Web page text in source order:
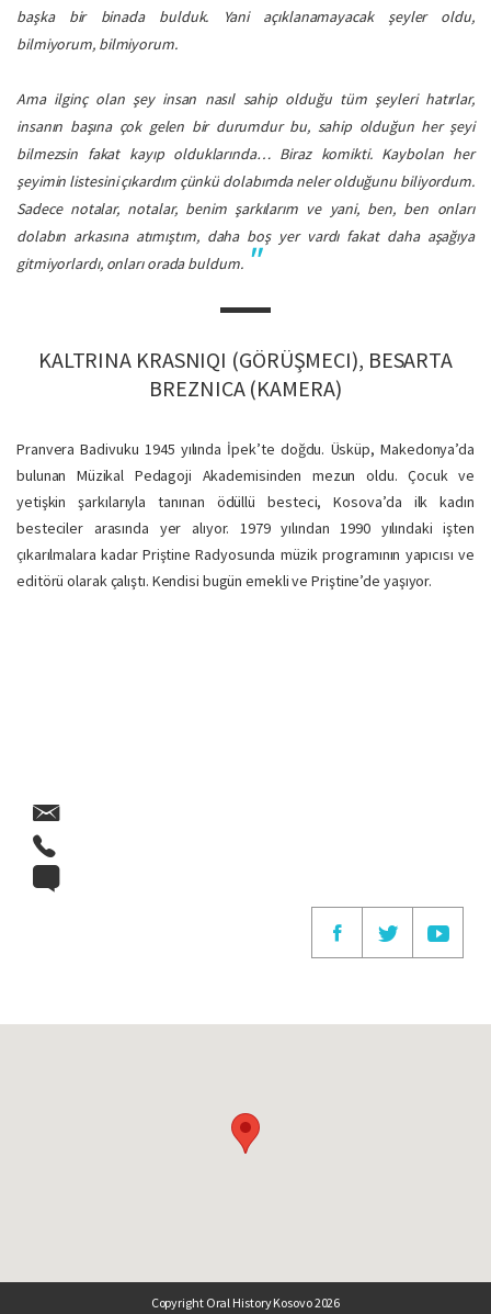
başka bir binada bulduk. Yani açıklanamayacak şeyler oldu,
bilmiyorum, bilmiyorum.
Ama ilginç olan şey insan nasıl sahip olduğu tüm şeyleri hatırlar,
insanın başına çok gelen bir durumdur bu, sahip olduğun her şeyi
bilmezsin fakat kayıp olduklarında… Biraz komikti. Kaybolan her
şeyimin listesini çıkardım çünkü dolabımda neler olduğunu biliyordum.
Sadece notalar, notalar, benim şarkılarım ve yani, ben, ben onları
dolabın arkasına atımıştım, daha boş yer vardı fakat daha aşağıya
gitmiyorlardı, onları orada buldum.
KALTRINA KRASNIQI (GÖRÜŞMECI), BESARTA
BREZNICA (KAMERA)
Pranvera Badivuku 1945 yılında İpek’te doğdu. Üsküp, Makedonya’da
bulunan Müzikal Pedagoji Akademisinden mezun oldu. Çocuk ve
yetişkin şarkılarıyla tanınan ödüllü besteci, Kosova’da ilk kadın
besteciler arasında yer alıyor. 1979 yılından 1990 yılındaki işten
çıkarılmalara kadar Priştine Radyosunda müzik programının yapıcısı ve
editörü olarak çalıştı. Kendisi bugün emekli ve Priştine’de yaşıyor.
Copyright Oral History Kosovo 2026